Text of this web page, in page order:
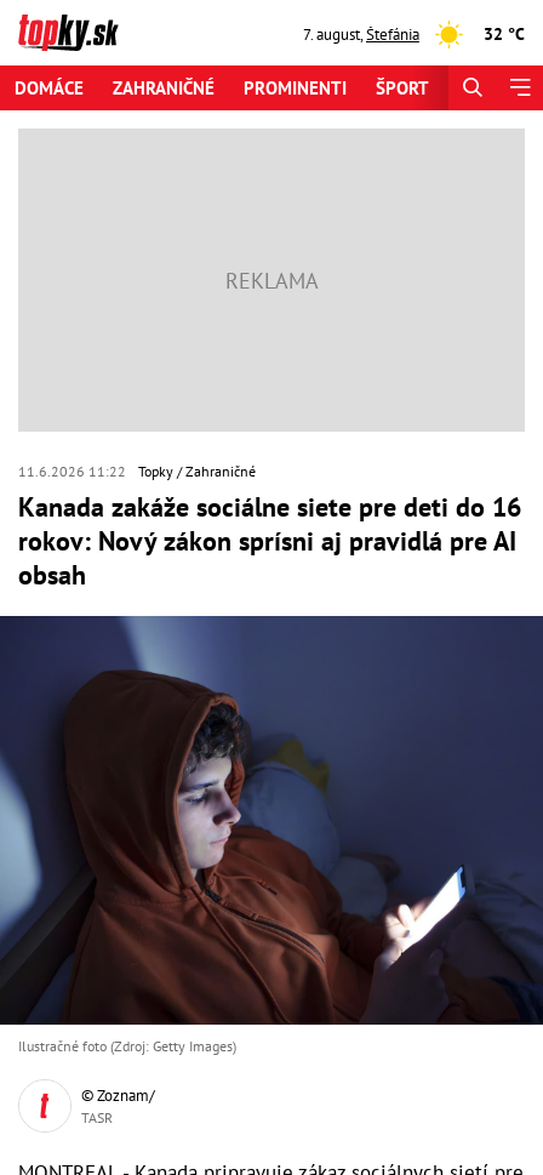
7. august,Štefánia 32 °C
DOMÁCE ZAHRANIČNÉ PROMINENTI ŠPORT
11.6.2026 11:22 Topky Zahraničné
Kanada zakáže sociálne siete pre deti do 16
rokov: Nový zákon sprísni aj pravidlá pre AI
obsah
Ilustračné foto (Zdroj: Getty Images)
© Zoznam/
TASR